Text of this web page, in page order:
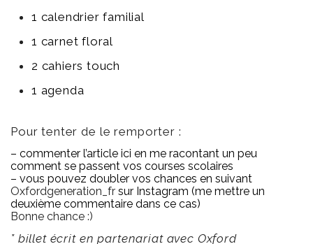
1 calendrier familial
1 carnet floral
2 cahiers touch
1 agenda
Pour tenter de le remporter :
– commenter l’article ici en me racontant un peu
comment se passent vos courses scolaires
– vous pouvez doubler vos chances en suivant
Oxfordgeneration_fr sur Instagram (me mettre un
deuxième commentaire dans ce cas)
Bonne chance :)
* billet écrit en partenariat avec Oxford